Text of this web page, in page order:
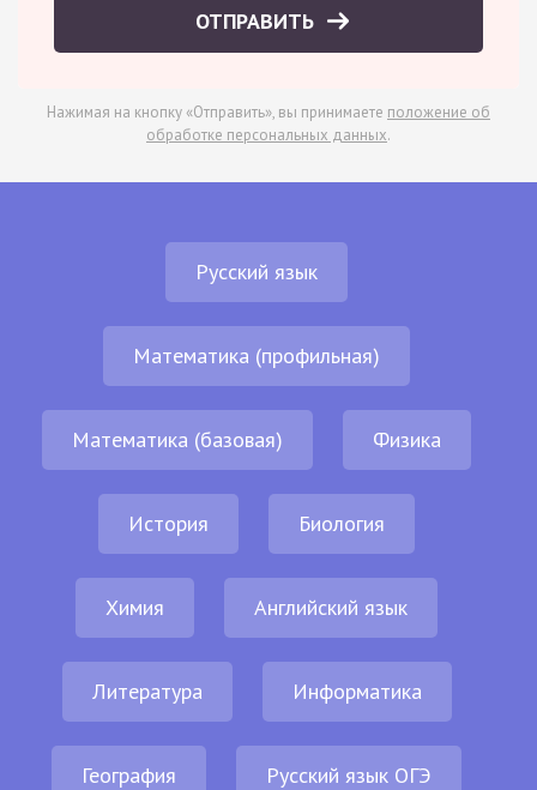
ОТПРАВИТЬ
Нажимая на кнопку «Отправить», вы принимаете положение об
обработке персональных данных.
Русский язык
Математика (профильная)
Математика (базовая) Физика
История Биология
Химия Английский язык
Литература Информатика
География Русский язык ОГЭ